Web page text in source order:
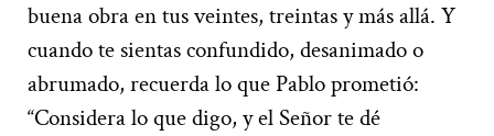
buena obra en tus veintes, treintas y más allá. Y
cuando te sientas confundido, desanimado o
abrumado, recuerda lo que Pablo prometió:
“Considera lo que digo, y el Señor te dé